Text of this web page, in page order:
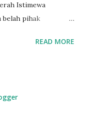
Istimewa
belah pihak
dalam rombongan
Tjokroaminoto,
READ MORE